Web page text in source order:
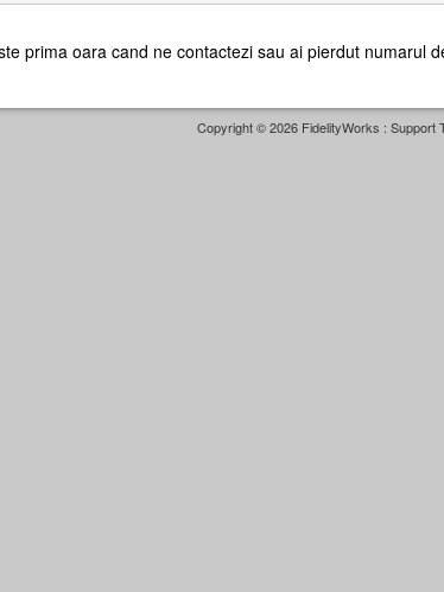
prima oara cand ne contactezi sau ai pierdut numarul
Copyright © 2026 FidelityWorks : Support